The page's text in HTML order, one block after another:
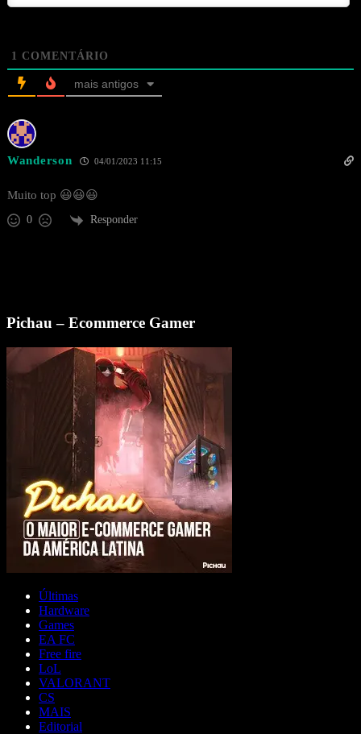
1 COMENTÁRIO
mais antigos
Wanderson 04/01/2023 11:15
Muito top 😃😃😃
0 Responder
Pichau – Ecommerce Gamer
Últimas
Hardware
Games
EA FC
Free fire
LoL
VALORANT
CS
MAIS
Editorial